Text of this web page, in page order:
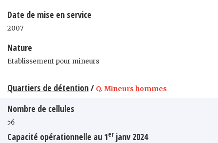
Date de mise en service
2007
Nature
Etablissement pour mineurs
Quartiers de détention/ Q. Mineurs hommes
Nombre de cellules
56
Capacité opérationnelle au 1er janv 2024